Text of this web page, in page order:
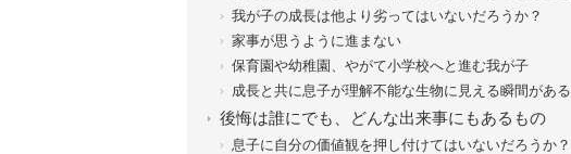
我が子の成長は他より劣ってはいないだろうか？
家事が思うように進まない
保育園や幼稚園、やがて小学校へと進む我が子
成長と共に息子が理解不能な生物に見える瞬間がある
後悔は誰にでも、どんな出来事にもあるもの
息子に自分の価値観を押し付けてはいないだろうか？